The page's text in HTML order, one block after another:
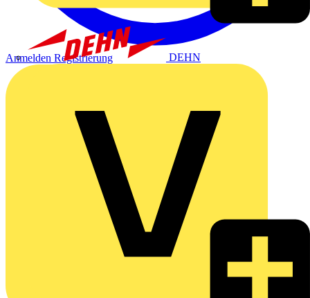
DEHN
Anmelden Registrierung